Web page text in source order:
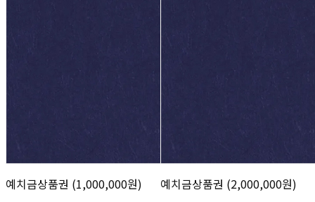
예치금상품권 (1,000,000원) 예치금상품권 (2,000,000원)